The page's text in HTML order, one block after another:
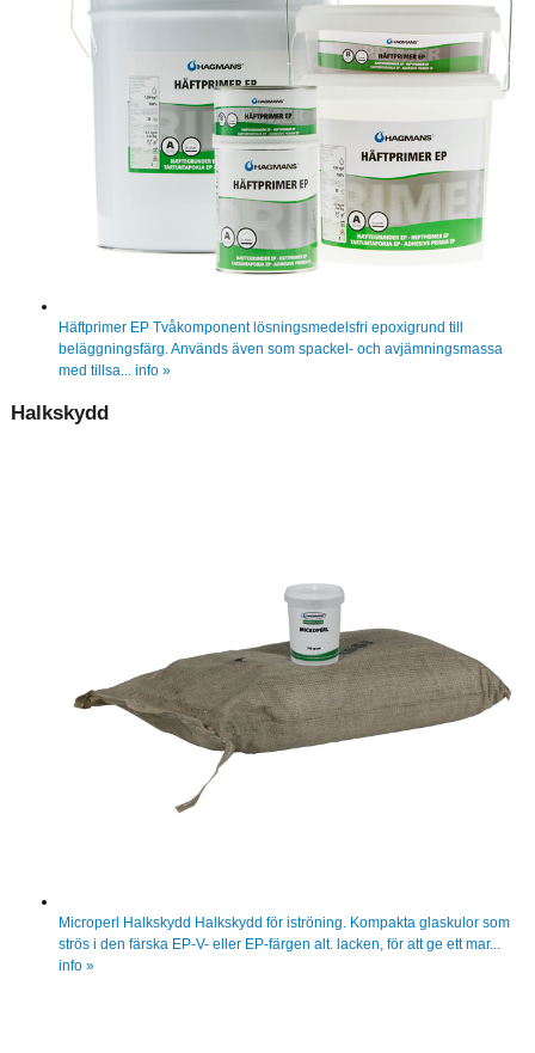
Häftprimer EP Tvåkomponent lösningsmedelsfri epoxigrund till
beläggningsfärg. Används även som spackel- och avjämningsmassa
med tillsa... info »
Halkskydd
Microperl Halkskydd Halkskydd för iströning. Kompakta glaskulor som
strös i den färska EP-V- eller EP-färgen alt. lacken, för att ge ett mar...
info »